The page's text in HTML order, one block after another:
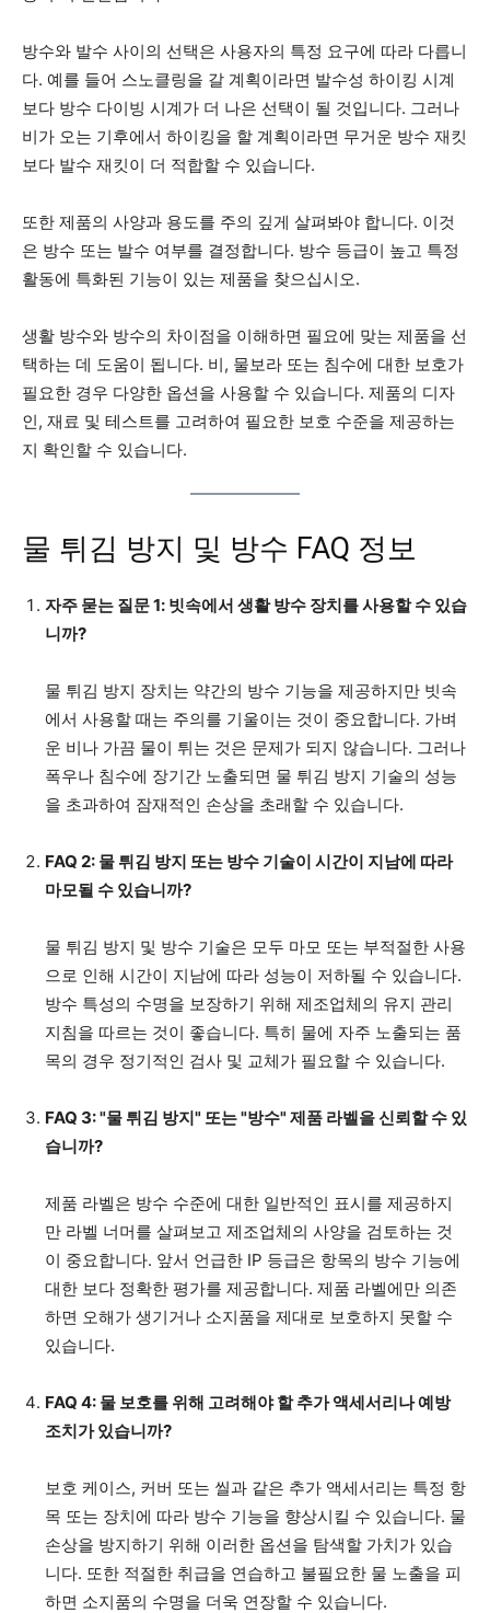
특
내
수
성
물 튀김과 가벼운 비에 강합니다.
손상 없이 물에 잠
다.
보
호
물 손상에 대한 기본적인 보호 기
방
등
급
자
인
특
징
방수 재료와 특수 씰이 있을 수 있
지만 방수 디자인만큼 광범위하지
는 않습니다.
장치에 물이 들어
지하기 위한 특수
방수 소재.
사
목
적
기에 적합합니다.
하기에 적합합니다
자
인
특
징
물 침투를 방지하기 위한 씰 및 개
스킷
특수 방수 소재, 강
및 솔기, 유선형 디
예
생활 방수 스마트폰 케이스, 시계,
방수 카메라, 다이
비
용
일반적으로 저렴 일반적으로 더 비
물 튀김 방지 대 방수
방수와 발수 사이의 선택은 사용자의 특정 요구에 따라 다릅니
다. 예를 들어 스노클링을 갈 계획이라면 발수성 하이킹 시계
보다 방수 다이빙 시계가 더 나은 선택이 될 것입니다. 그러나
비가 오는 기후에서 하이킹을 할 계획이라면 무거운 방수 재킷
보다 발수 재킷이 더 적합할 수 있습니다.
또한 제품의 사양과 용도를 주의 깊게 살펴봐야 합니다. 이것
은 방수 또는 발수 여부를 결정합니다. 방수 등급이 높고 특정
활동에 특화된 기능이 있는 제품을 찾으십시오.
생활 방수와 방수의 차이점을 이해하면 필요에 맞는 제품을 선
택하는 데 도움이 됩니다. 비, 물보라 또는 침수에 대한 보호가
필요한 경우 다양한 옵션을 사용할 수 있습니다. 제품의 디자
인, 재료 및 테스트를 고려하여 필요한 보호 수준을 제공하는
지 확인할 수 있습니다.
물 튀김 방지 및 방수 FAQ 정보
자주 묻는 질문 1: 빗속에서 생활 방수 장치를 사용할 수 있습
니까?
물 튀김 방지 장치는 약간의 방수 기능을 제공하지만 빗속
에서 사용할 때는 주의를 기울이는 것이 중요합니다. 가벼
운 비나 가끔 물이 튀는 것은 문제가 되지 않습니다. 그러나
폭우나 침수에 장기간 노출되면 물 튀김 방지 기술의 성능
을 초과하여 잠재적인 손상을 초래할 수 있습니다.
FAQ 2: 물 튀김 방지 또는 방수 기술이 시간이 지남에 따라
마모될 수 있습니까?
물 튀김 방지 및 방수 기술은 모두 마모 또는 부적절한 사용
으로 인해 시간이 지남에 따라 성능이 저하될 수 있습니다.
방수 특성의 수명을 보장하기 위해 제조업체의 유지 관리
지침을 따르는 것이 좋습니다. 특히 물에 자주 노출되는 품
목의 경우 정기적인 검사 및 교체가 필요할 수 있습니다.
FAQ 3: "물 튀김 방지" 또는 "방수" 제품 라벨을 신뢰할 수 있
습니까?
제품 라벨은 방수 수준에 대한 일반적인 표시를 제공하지
만 라벨 너머를 살펴보고 제조업체의 사양을 검토하는 것
이 중요합니다. 앞서 언급한 IP 등급은 항목의 방수 기능에
대한 보다 정확한 평가를 제공합니다. 제품 라벨에만 의존
하면 오해가 생기거나 소지품을 제대로 보호하지 못할 수
있습니다.
FAQ 4: 물 보호를 위해 고려해야 할 추가 액세서리나 예방
조치가 있습니까?
보호 케이스, 커버 또는 씰과 같은 추가 액세서리는 특정 항
목 또는 장치에 따라 방수 기능을 향상시킬 수 있습니다. 물
손상을 방지하기 위해 이러한 옵션을 탐색할 가치가 있습
니다. 또한 적절한 취급을 연습하고 불필요한 물 노출을 피
하면 소지품의 수명을 더욱 연장할 수 있습니다.